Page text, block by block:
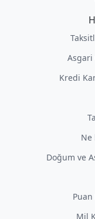
Asgari
Kredi
Ne
Doğum ve
Mil